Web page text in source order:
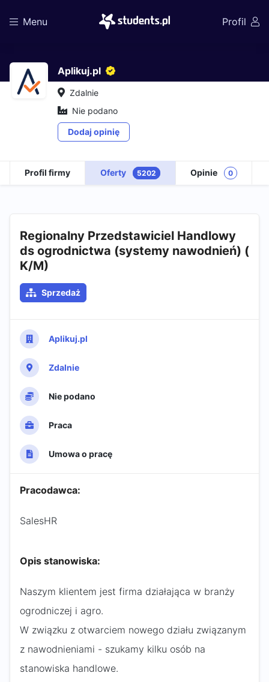
Menu Profil
Aplikuj.pl
Zdalnie
Nie podano
Dodaj opinię
Profil firmy Oferty 5202 Opinie 0
Regionalny Przedstawiciel Handlowy
ds ogrodnictwa (systemy nawodnień) (
K/M)
Sprzedaż
Aplikuj.pl
Zdalnie
Nie podano
Praca
Umowa o pracę
Pracodawca:
SalesHR
Opis stanowiska:
Naszym klientem jest firma działająca w branży
ogrodniczej i agro.
W związku z otwarciem nowego działu związanym
z nawodnieniami - szukamy kilku osób na
stanowiska handlowe.